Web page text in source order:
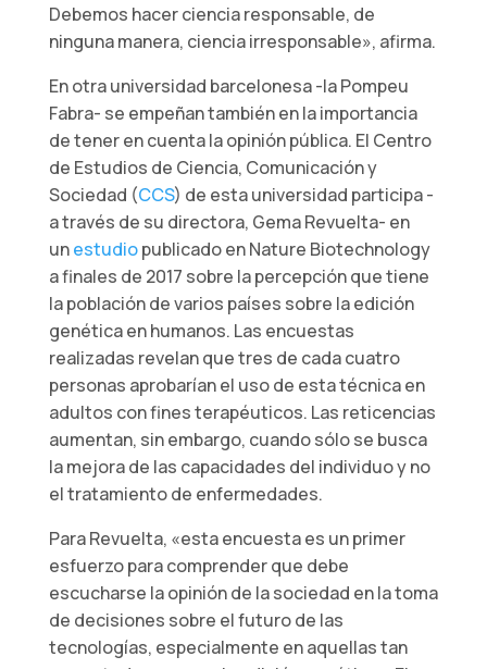
Debemos hacer ciencia responsable, de
ninguna manera, ciencia irresponsable», afirma.
En otra universidad barcelonesa -la Pompeu
Fabra- se empeñan también en la importancia
de tener en cuenta la opinión pública. El Centro
de Estudios de Ciencia, Comunicación y
Sociedad (CCS) de esta universidad participa -
a través de su directora, Gema Revuelta- en
unestudiopublicado en Nature Biotechnology
a finales de 2017 sobre la percepción que tiene
la población de varios países sobre la edición
genética en humanos. Las encuestas
realizadas revelan que tres de cada cuatro
personas aprobarían el uso de esta técnica en
adultos con fines terapéuticos. Las reticencias
aumentan, sin embargo, cuando sólo se busca
la mejora de las capacidades del individuo y no
el tratamiento de enfermedades.
Para Revuelta, «esta encuesta es un primer
esfuerzo para comprender que debe
escucharse la opinión de la sociedad en la toma
de decisiones sobre el futuro de las
tecnologías, especialmente en aquellas tan